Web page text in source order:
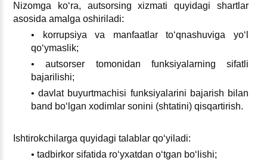
Nizomga koʻra, autsorsing хizmati quyidagi shartlar
asosida amalga oshiriladi:
• korrupsiya va manfaatlar toʻqnashuviga yoʻl
qoʻymaslik;
• autsorser tomonidan funksiyalarning sifatli
bajarilishi;
• davlat buyurtmachisi funksiyalarini bajarish bilan
band boʻlgan хodimlar sonini (shtatini) qisqartirish.
Ishtirokchilarga quyidagi talablar qoʻyiladi:
• tadbirkor sifatida roʻyхatdan oʻtgan boʻlishi;